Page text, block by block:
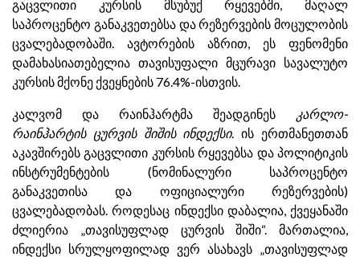
გაცვლითი კურსის მსუბუქ რყევებში, მაღალ
საპროცენტო განაკვეთებსა და რეზერვების მოცულობის
ცვალებადობაში. ავტორების აზრით, ეს ფენომენი
დამახასიათებელია თავისუფალი მცურავი სავალუტო
კურსის მქონე ქვეყნების 76.4%-ისთვის.
კალვომ და რაინჰარტმა შეადგინეს კარლო-
რაინჰარტის ცურვის შიშის ინდექსი. ის ერთმანეთთან
აკავშირებს გაცვლითი კურსის რყევებსა და პოლიტიკის
ინსტრუმენტების (ნომინალური საპროცენტო
განაკვეთისა და ოფიციალური რეზერვების)
ცვალებადობას. როდესაც ინდექსი დაბალია, ქვეყანაში
ძლიერია „თავისუფლად ცურვის შიში“. მართალია,
ინდექსი სრულყოფილად ვერ ასახავს „თავისუფლად